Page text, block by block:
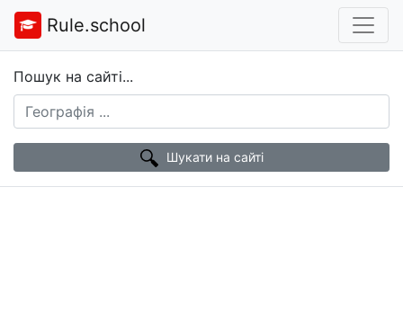
Rule.school
Пошук на сайті...
Шукати на сайті